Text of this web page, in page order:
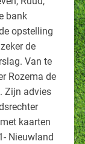
bank
opstelling
de
Van te
Rozema de
Zijn advies
kaarten
Nieuwland